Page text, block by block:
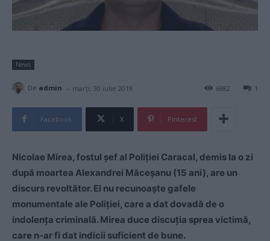
News
De admin - marți, 30 iulie 2019 1
6982
Facebook X Pinterest
Nicolae Mirea, fostul șef al Poliției Caracal, demis la o zi
după moartea Alexandrei Măceșanu (15 ani), are un
discurs revoltător. El nu recunoaște gafele
monumentale ale Poliției, care a dat dovadă de o
indolența criminală. Mirea duce discuția sprea victimă,
care n-ar fi dat indicii suficient de bune.